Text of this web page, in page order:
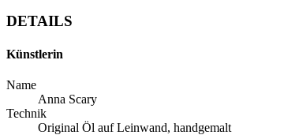
DETAILS
Künstlerin
Name
Anna Scary
Technik
Original Öl auf Leinwand, handgemalt